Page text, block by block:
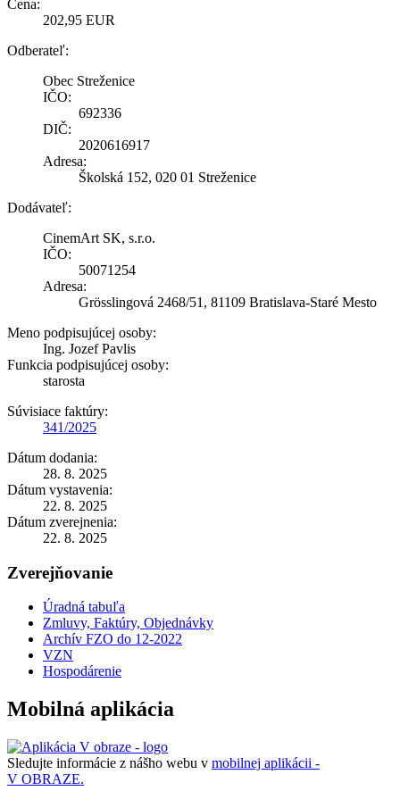
Cena:
202,95 EUR
Odberateľ:
Obec Streženice
IČO:
692336
DIČ:
2020616917
Adresa:
Školská 152, 020 01 Streženice
Dodávateľ:
CinemArt SK, s.r.o.
IČO:
50071254
Adresa:
Grösslingová 2468/51, 81109 Bratislava-Staré Mesto
Meno podpisujúcej osoby:
Ing. Jozef Pavlis
Funkcia podpisujúcej osoby:
starosta
Súvisiace faktúry:
341/2025
Dátum dodania:
28. 8. 2025
Dátum vystavenia:
22. 8. 2025
Dátum zverejnenia:
22. 8. 2025
Zverejňovanie
Úradná tabuľa
Zmluvy, Faktúry, Objednávky
Archív FZO do 12-2022
VZN
Hospodárenie
Mobilná aplikácia
Sledujte informácie z nášho webu v mobilnej aplikácii -
V OBRAZE.